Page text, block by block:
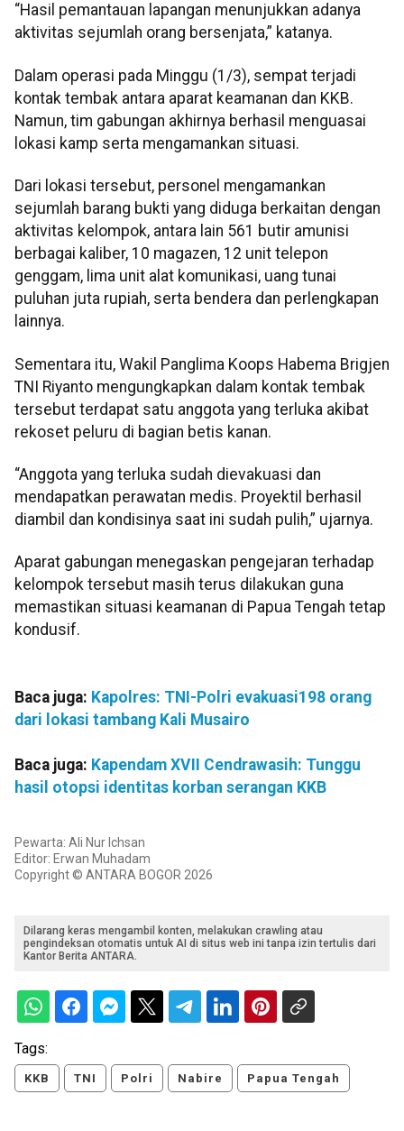
“Hasil pemantauan lapangan menunjukkan adanya
aktivitas sejumlah orang bersenjata,” katanya.
Dalam operasi pada Minggu (1/3), sempat terjadi
kontak tembak antara aparat keamanan dan KKB.
Namun, tim gabungan akhirnya berhasil menguasai
lokasi kamp serta mengamankan situasi.
Dari lokasi tersebut, personel mengamankan
sejumlah barang bukti yang diduga berkaitan dengan
aktivitas kelompok, antara lain 561 butir amunisi
berbagai kaliber, 10 magazen, 12 unit telepon
genggam, lima unit alat komunikasi, uang tunai
puluhan juta rupiah, serta bendera dan perlengkapan
lainnya.
Sementara itu, Wakil Panglima Koops Habema Brigjen
TNI Riyanto mengungkapkan dalam kontak tembak
tersebut terdapat satu anggota yang terluka akibat
rekoset peluru di bagian betis kanan.
“Anggota yang terluka sudah dievakuasi dan
mendapatkan perawatan medis. Proyektil berhasil
diambil dan kondisinya saat ini sudah pulih,” ujarnya.
Aparat gabungan menegaskan pengejaran terhadap
kelompok tersebut masih terus dilakukan guna
memastikan situasi keamanan di Papua Tengah tetap
kondusif.
Baca juga: Kapolres: TNI-Polri evakuasi198 orang
dari lokasi tambang Kali Musairo
Baca juga: Kapendam XVII Cendrawasih: Tunggu
hasil otopsi identitas korban serangan KKB
Pewarta: Ali Nur Ichsan
Editor: Erwan Muhadam
Copyright © ANTARA BOGOR 2026
Dilarang keras mengambil konten, melakukan crawling atau
pengindeksan otomatis untuk AI di situs web ini tanpa izin tertulis dari
Kantor Berita ANTARA.
Tags:
KKB TNI Polri Nabire Papua Tengah